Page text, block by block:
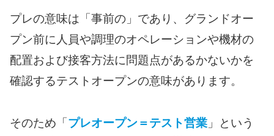
プレの意味は「事前の」であり、グランドオー
プン前に人員や調理のオペレーションや機材の
配置および接客方法に問題点があるかないかを
確認するテストオープンの意味があります。
そのため「プレオープン＝テスト営業 」という